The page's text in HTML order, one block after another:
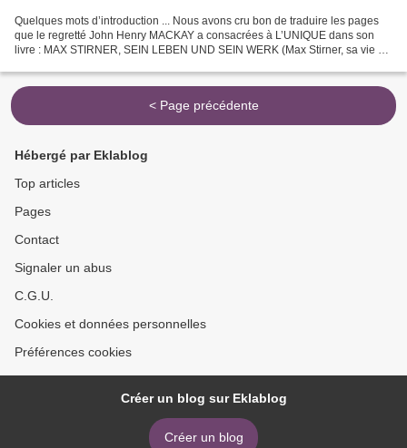
Quelques mots d’introduction ... Nous avons cru bon de traduire les pages
que le regretté John Henry MACKAY a consacrées à L’UNIQUE dans son
livre : MAX STIRNER, SEIN LEBEN UND SEIN WERK (Max Stirner, sa vie et
< Page précédente
Hébergé par Eklablog
Top articles
Pages
Contact
Signaler un abus
C.G.U.
Cookies et données personnelles
Préférences cookies
Créer un blog sur Eklablog
Créer un blog